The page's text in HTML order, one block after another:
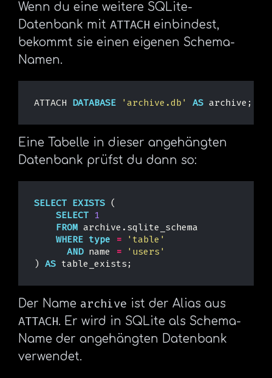
Wenn du eine weitere SQLite-
Datenbank mit ATTACH einbindest,
bekommt sie einen eigenen Schema-
Namen.
ATTACH DATABASE 'archive.db' AS archive ;
Eine Tabelle in dieser angehängten
Datenbank prüfst du dann so:
SELECT EXISTS (
SELECT
1
FROM archive . sqlite_schema
WHERE type =
'table'
AND name =
'users'
)
AS table_exists ;
Der Name archive ist der Alias aus
ATTACH. Er wird in SQLite als Schema-
Name der angehängten Datenbank
verwendet.